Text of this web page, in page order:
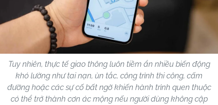
Tuy nhiên, thực tế giao thông luôn tiềm ẩn nhiều biến động
khó lường như tai nạn, ùn tắc, công trình thi công, cấm
đường hoặc các sự cố bất ngờ khiến hành trình quen thuộc
có thể trở thành cơn ác mộng nếu người dùng không cập